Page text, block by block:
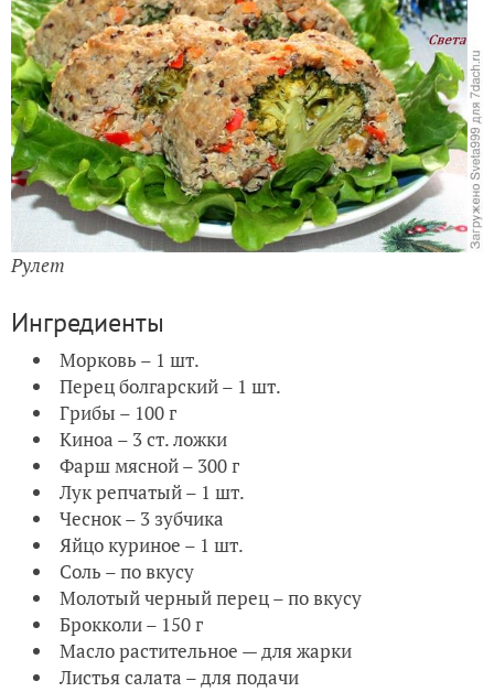
Рулет
Ингредиенты
Морковь – 1 шт.
Перец болгарский – 1 шт.
Грибы – 100 г
Киноа – 3 ст. ложки
Фарш мясной – 300 г
Лук репчатый – 1 шт.
Чеснок – 3 зубчика
Яйцо куриное – 1 шт.
Соль – по вкусу
Молотый черный перец – по вкусу
Брокколи – 150 г
Масло растительное — для жарки
Листья салата – для подачи